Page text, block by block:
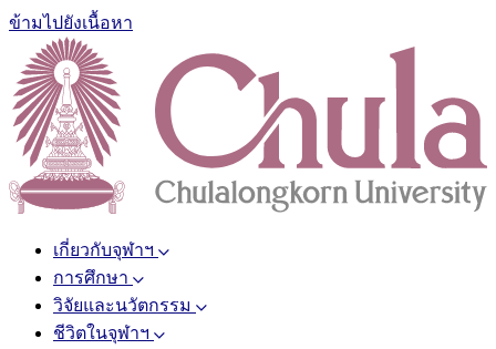
ข้ามไปยังเนื้อหา
เกี่ยวกับจุฬาฯ
การศึกษา
วิจัยและนวัตกรรม
ชีวิตในจุฬาฯ